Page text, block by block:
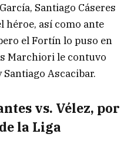
Santiago Cáseres
héroe, así como ante
el Fortín lo puso en
Marchiori le contuvo
Ascacibar.
vs. Vélez, por
la Liga